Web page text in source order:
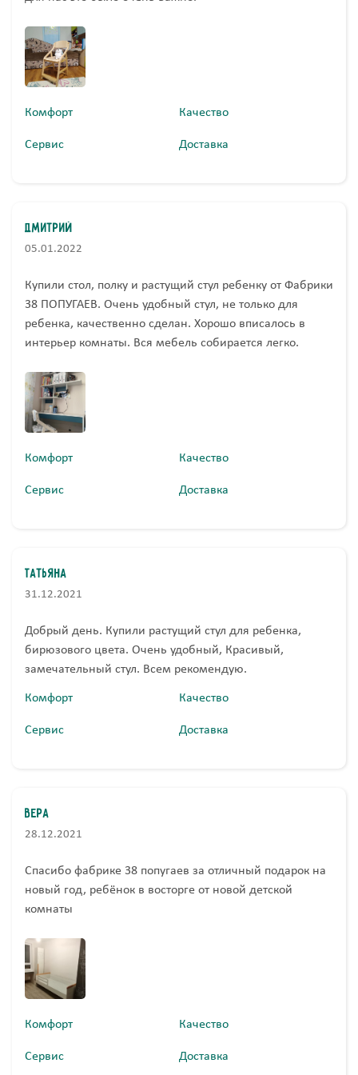
Комфорт Качество
Сервис Доставка
Дмитрий
05.01.2022
Купили стол, полку и растущий стул ребенку от Фабрики
38 ПОПУГАЕВ. Очень удобный стул, не только для
ребенка, качественно сделан. Хорошо вписалось в
интерьер комнаты. Вся мебель собирается легко.
Комфорт Качество
Сервис Доставка
Татьяна
31.12.2021
Добрый день. Купили растущий стул для ребенка,
бирюзового цвета. Очень удобный, Красивый,
замечательный стул. Всем рекомендую.
Комфорт Качество
Сервис Доставка
Вера
28.12.2021
Спасибо фабрике 38 попугаев за отличный подарок на
новый год, ребёнок в восторге от новой детской
комнаты
Комфорт Качество
Сервис Доставка